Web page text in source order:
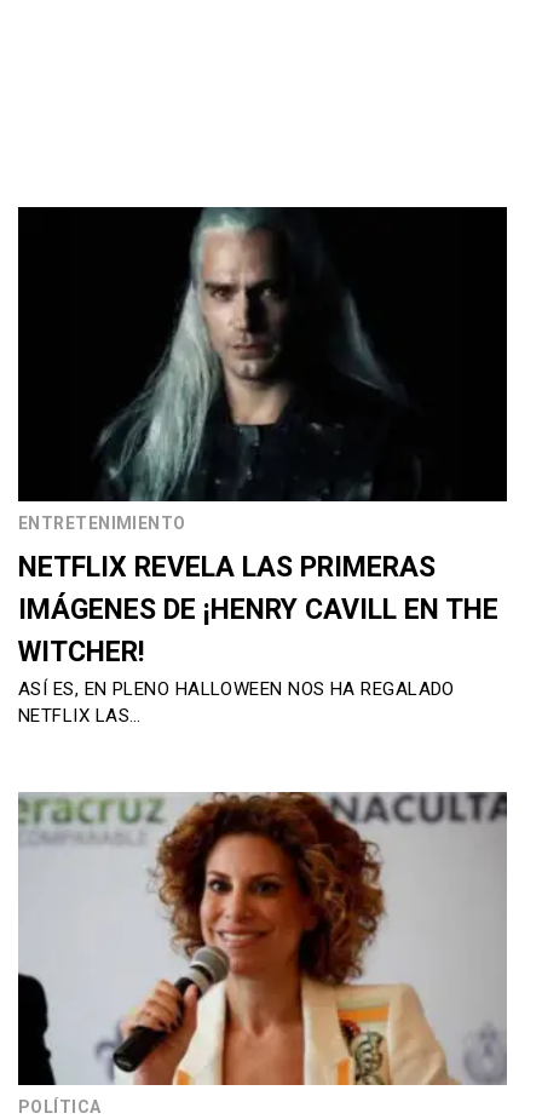
ENTRETENIMIENTO
NETFLIX REVELA LAS PRIMERAS
IMÁGENES DE ¡HENRY CAVILL EN THE
WITCHER!
ASÍ ES, EN PLENO HALLOWEEN NOS HA REGALADO
NETFLIX LAS…
POLÍTICA